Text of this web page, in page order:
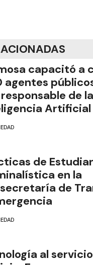
capacitó a
agentes
de la
Artificial
de
en la
de
al